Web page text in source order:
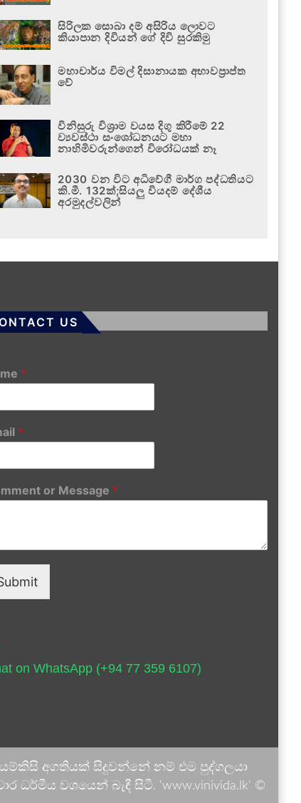
සිරිලක සොබා දම් අසිරිය ලොවට
කියාපාන දිවියන් ගේ දිවි සුරකිමු
මහාචාර්ය විමල් දිසානායක අභාවප්‍රාප්ත
වේ
විනිසුරු විශ්‍රාම වයස දිගු කිරීමේ 22
ව්‍යවස්ථා සංශෝධනයට මහා
නාහිමිවරුන්ගෙන් විරෝධයක් නෑ
2030 වන විට අධිවේගී මාර්ග පද්ධතියට
කි.මී. 132ක්;සියලු වියදම් දේශීය
අරමුදල්වලින්
US
*
*
or Message *
on WhatsApp (+94 77 359 6107)
අගතියක් සිදුවන්නේ නම් එම පුද්ගලයා
වශයෙන් බැඳී සිටී. 'www.vinivida.lk' ©